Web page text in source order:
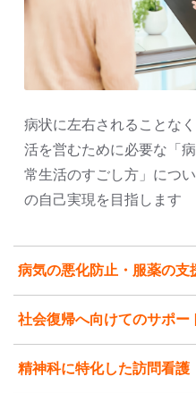
病状に左右されることな
活を営むために必要な「
常生活のすごし方」につ
の自己実現を目指します
病気の悪化防止・服薬の支
社会復帰へ向けてのサポー
精神科に特化した訪問看護